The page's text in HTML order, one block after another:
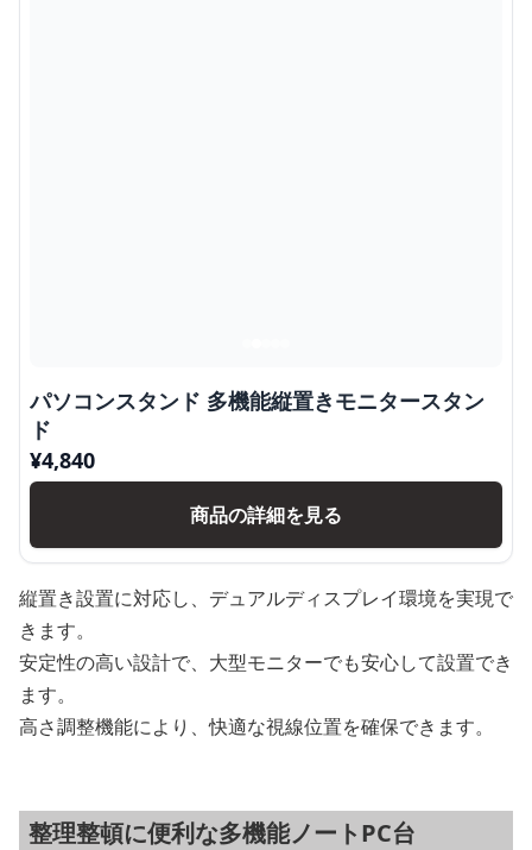
パソコンスタンド 多機能縦置きモニタースタン
ド
¥4,840
商品の詳細を見る
縦置き設置に対応し、デュアルディスプレイ環境を実現で
きます。
安定性の高い設計で、大型モニターでも安心して設置でき
ます。
高さ調整機能により、快適な視線位置を確保できます。
整理整頓に便利な多機能ノートPC台